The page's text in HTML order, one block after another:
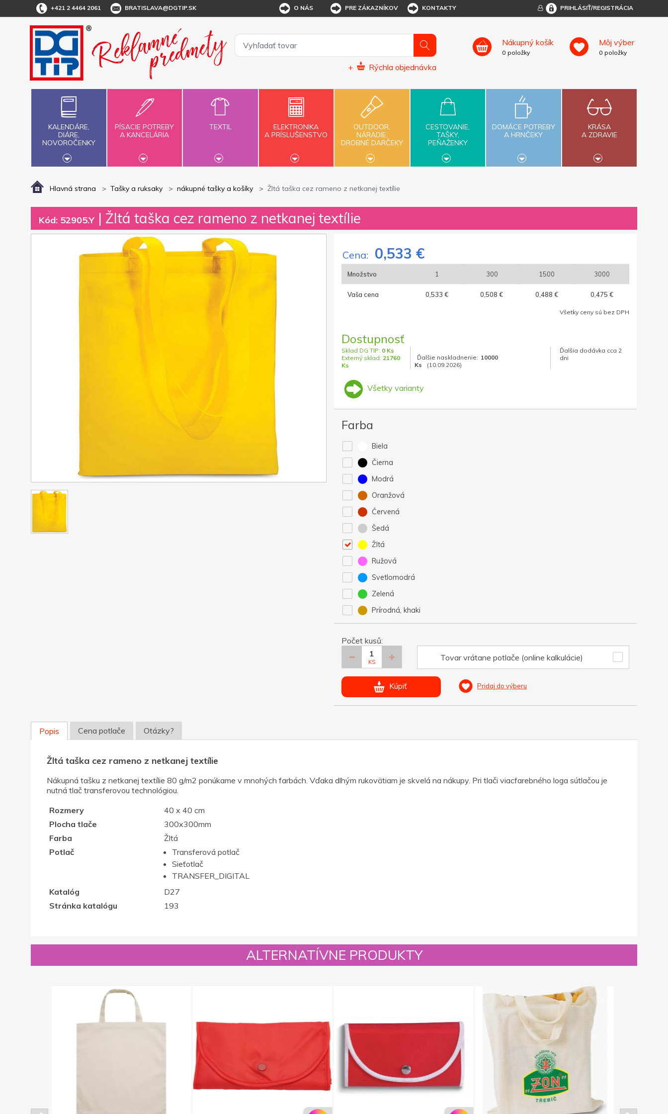
+421 2 4464 2061 BRATISLAVA@DGTIP.SK O NÁS PRE ZÁKAZNÍKOV KONTAKTY PRIHLÁSIŤ/REGISTRÁCIA
+ Rýchla objednávka
Nákupný košík
0 položky
Môj výber
0 položky
KALENDÁRE,
DIÁRE,
NOVOROČENKY
PÍSACIE POTREBY
A KANCELÁRIA
TEXTIL
ELEKTRONIKA
A PRÍSLUŠENSTVO
OUTDOOR,
NÁRADIE,
DROBNÉ DARČEKY
CESTOVANIE,
TAŠKY,
PEŇAŽENKY
DOMÁCE POTREBY
A HRNČEKY
KRÁSA
A ZDRAVIE
Hlavná strana Tašky a ruksaky nákupné tašky a košíky Žltá taška cez rameno z netkanej textílie
Kód: 52905.Y| Žltá taška cez rameno z netkanej textílie
Cena: 0,533 €
Množstvo 1 300 1500 3000
Vaša cena 0,533 € 0,508 € 0,488 € 0,475 €
Všetky ceny sú bez DPH
Dostupnosť
Sklad DG TIP: 0 Ks
Externý sklad: 21760
Ks
Ďalšie naskladnenie: 10000
Ks
(10.09.2026)
Ďalšia dodávka cca 2
dni
Všetky varianty
Farba
Biela
Čierna
Modrá
Oranžová
Červená
Šedá
Žltá
Ružová
Svetlomodrá
Zelená
Prírodná, khaki
Počet kusů:
KS Tovar vrátane potlače (online kalkulácie)
Kúpiť Pridaj do výberu
Popis Cena potlače Otázky?
Žltá taška cez rameno z netkanej textílie
Nákupná tašku z netkanej textílie 80 g/m2 ponúkame v mnohých farbách. Vďaka dlhým rukovätiam je skvelá na nákupy. Pri tlači viacfarebného loga sútlačou je
nutná tlač transferovou technológiou.
Rozmery
40 x 40 cm
Plocha tlače
300x300mm
Farba
Žltá
Potlač
Transferová potlač
Sieťotlač
TRANSFER_DIGITAL
Katalóg
D27
Stránka katalógu
193
ALTERNATÍVNE PRODUKTY